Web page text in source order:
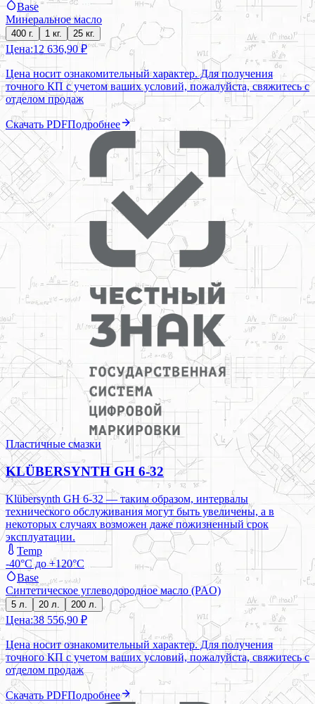
Base
Минеральное масло
400 г. 1 кг. 25 кг.
Цена:12 636,90 ₽
Цена носит ознакомительный характер. Для получения
точного КП с учетом ваших условий, пожалуйста, свяжитесь с
отделом продаж
Скачать PDFПодробнее
Пластичные смазки
KLÜBERSYNTH GH 6-32
Klübersynth GH 6-32 — таким образом, интервалы
технического обслуживания могут быть увеличены, а в
некоторых случаях возможен даже пожизненный срок
эксплуатации.
Temp
-40°C до +120°C
Base
Синтетическое углеводородное масло (PAO)
5 л. 20 л. 200 л.
Цена:38 556,90 ₽
Цена носит ознакомительный характер. Для получения
точного КП с учетом ваших условий, пожалуйста, свяжитесь с
отделом продаж
Скачать PDFПодробнее